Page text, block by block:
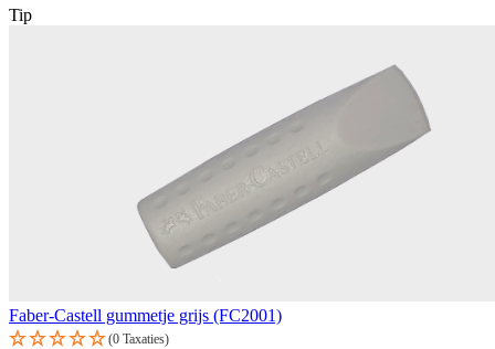
Tip
Faber-Castell gummetje grijs (FC2001)
(0 Taxaties)